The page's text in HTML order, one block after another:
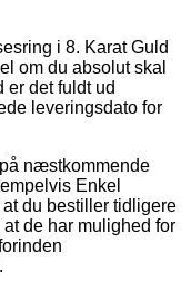
i 8. Karat Guld
om du absolut skal
er det fuldt ud
leveringsdato for
næstkommende
Enkel
du bestiller tidligere
de har mulighed for